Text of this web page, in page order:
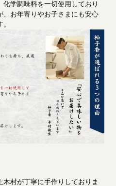
学調味料を一切使用しており
、お年寄りやお子さまにも安心
村が丁寧に手作りしておりま